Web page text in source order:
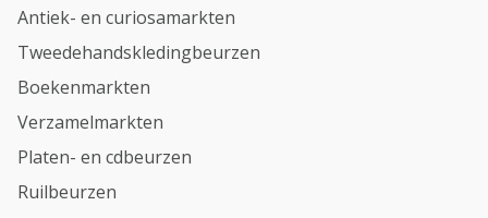
Antiek- en curiosamarkten
Tweedehandskledingbeurzen
Boekenmarkten
Verzamelmarkten
Platen- en cdbeurzen
Ruilbeurzen